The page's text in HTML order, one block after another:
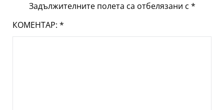
Задължителните полета са отбелязани с *
КОМЕНТАР: *